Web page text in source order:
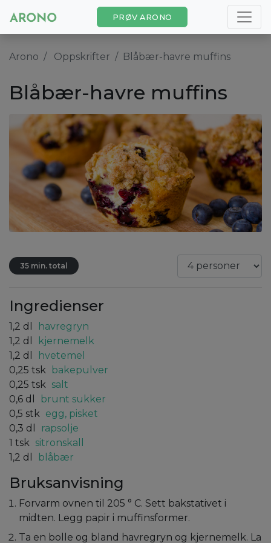
PRØV ARONO
Arono Oppskrifter Blåbær-havre muffins
Blåbær-havre muffins
35 min. total
Ingredienser
1,2 dl
havregryn
1,2 dl
kjernemelk
1,2 dl
hvetemel
0,25 tsk
bakepulver
0,25 tsk salt
0,6 dl
brunt sukker
0,5 stk egg, pisket
0,3 dl
rapsolje
1 tsk sitronskall
1,2 dl blåbær
Bruksanvisning
Forvarm ovnen til 205 ° C. Sett bakstativet i
midten. Legg papir i muffinsformer.
Ta en bolle og bland havregryn og kjernemelk. La